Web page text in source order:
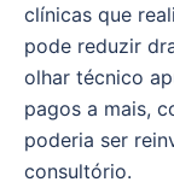
clínicas que
pode reduzir
olhar técnico
pagos a mais,
poderia ser
consultório.